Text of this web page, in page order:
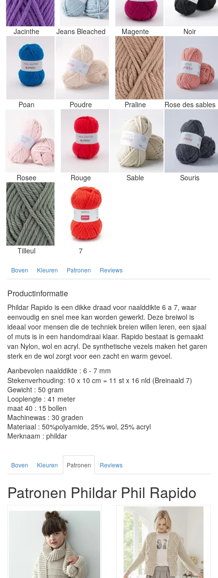
Jacinthe Jeans Bleached Magente Noir
Poan Poudre Praline Rose des sables
Rosee Rouge Sable Souris
Tilleul 7
Boven Kleuren Patronen Reviews
Productinformatie
Phildar Rapido is een dikke draad voor naalddikte 6 a 7, waar
eenvoudig en snel mee kan worden gewerkt. Deze breiwol is
ideaal voor mensen die de techniek breien willen leren, een sjaal
of muts is in een handomdraai klaar. Rapido bestaat is gemaakt
van Nylon, wol en acryl. De synthetische vezels maken het garen
sterk en de wol zorgt voor een zacht en warm gevoel.
Aanbevolen naalddikte : 6 - 7 mm
Stekenverhouding: 10 x 10 cm = 11 st x 16 nld (Breinaald 7)
Gewicht : 50 gram
Looplengte : 41 meter
maat 40 : 15 bollen
Machinewas : 30 graden
Materiaal : 50%polyamide, 25% wol, 25% acryl
Merknaam : phildar
Boven Kleuren Patronen Reviews
Patronen Phildar Phil Rapido